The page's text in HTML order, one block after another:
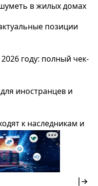
в жилых домах
позиции
году: полный чек-
иностранцев и
к наследникам и